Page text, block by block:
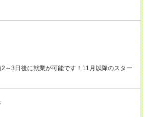
2～3日後に就業が可能です！11月以降のスター